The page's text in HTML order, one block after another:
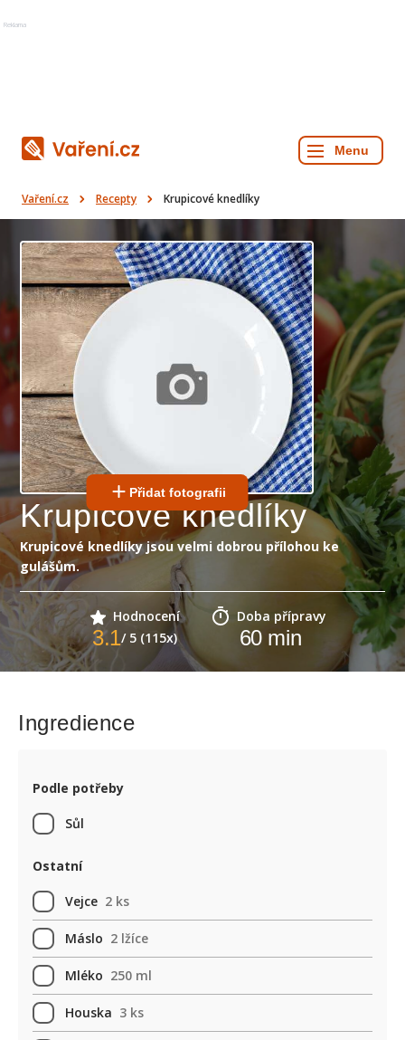
Reklama
Vaření.cz Recepty Krupicové knedlíky
Přidat fotografii
Krupicové knedlíky
Krupicové knedlíky jsou velmi dobrou přílohou ke
gulášům.
Hodnocení
3.1/ 5 (115x)
Doba přípravy
60min
Ingredience
Podle potřeby
Sůl
Ostatní
Vejce 2 ks
Máslo 2 lžíce
Mléko 250 ml
Houska 3 ks